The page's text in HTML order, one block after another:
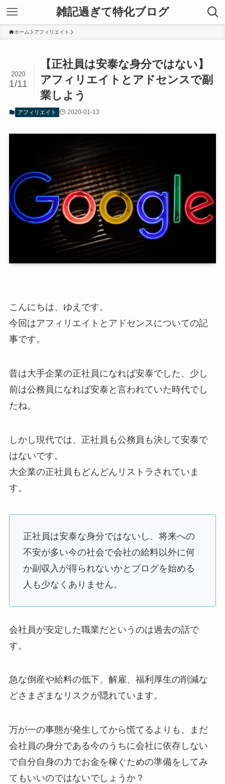
雑記過ぎて特化ブログ
ホーム アフィリエイト
【正社員は安泰な身分ではない】
アフィリエイトとアドセンスで副
業しよう
2020
1/11
アフィリエイト 2020-01-13
こんにちは、ゆえです。
今回はアフィリエイトとアドセンスについての記
事です。
昔は大手企業の正社員になれば安泰でした、少し
前は公務員になれば安泰と言われていた時代でし
たね。
しかし現代では、正社員も公務員も決して安泰で
はないです。
大企業の正社員もどんどんリストラされていま
す。
正社員は安泰な身分ではないし、将来への
不安が多い今の社会で会社の給料以外に何
か副収入が得られないかとブログを始める
人も少なくありません。
会社員が安定した職業だというのは過去の話で
す。
急な倒産や給料の低下、解雇、福利厚生の削減な
どさまざまなリスクが隠れています。
万が一の事態が発生してから慌てるよりも、まだ
会社員の身分である今のうちに会社に依存しない
で自分自身の力でお金を稼ぐための準備をしてみ
てもいいのではないでしょうか？